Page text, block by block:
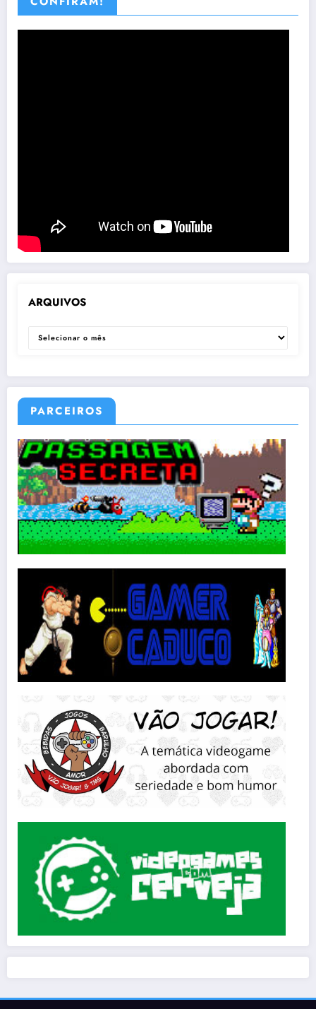
ARQUIVOS
ARQUIVOS
PARCEIROS